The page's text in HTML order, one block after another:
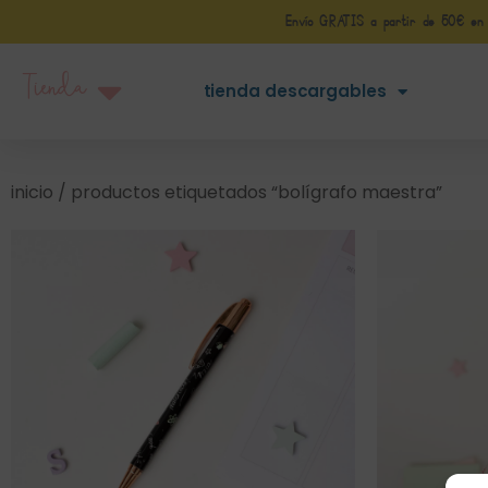
Envío GRATIS a partir de 50€ en
tienda descargables
inicio / productos etiquetados “bolígrafo maestra”